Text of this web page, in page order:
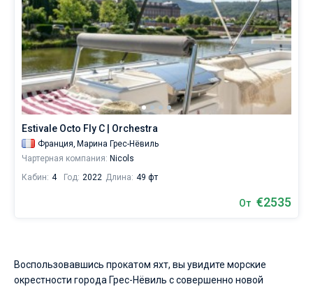
Estivale Octo Fly C | Orchestra
Франция, Марина Грес-Нёвиль
Чартерная компания: Nicols
Кабин: 4 Год: 2022 Длина: 49 фт
От €2535
Воспользовавшись прокатом яхт, вы увидите морские
окрестности города Грес-Нёвиль с совершенно новой